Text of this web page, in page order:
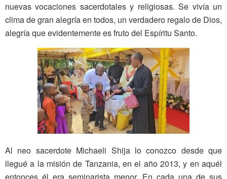
nuevas vocaciones sacerdotales y religiosas. Se vivía un
clima de gran alegría en todos, un verdadero regalo de Dios,
alegría que evidentemente es fruto del Espíritu Santo.
Al neo sacerdote Michaeli Shija lo conozco desde que
llegué a la misión de Tanzania, en el año 2013, y en aquél